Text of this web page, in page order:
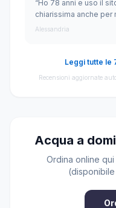
“Ho 78 anni e uso il
chiarissima anche per
Alessandria
Leggi tutte le
Recensioni aggiornate
Acqua a
Ordina online